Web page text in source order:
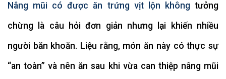
Nâng mũi có được ăn trứng vịt lộn không tưởng
chừng là câu hỏi đơn giản nhưng lại khiến nhiều
người băn khoăn. Liệu rằng, món ăn này có thực sự
“an toàn” và nên ăn sau khi vừa can thiệp nâng mũi